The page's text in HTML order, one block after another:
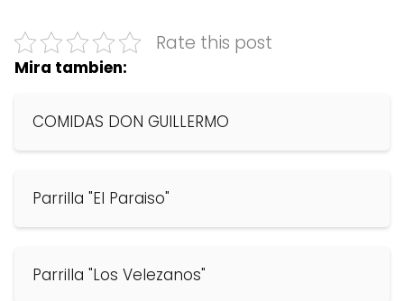
Rate this post
Mira tambien:
COMIDAS DON GUILLERMO
Parrilla "El Paraiso"
Parrilla "Los Velezanos"